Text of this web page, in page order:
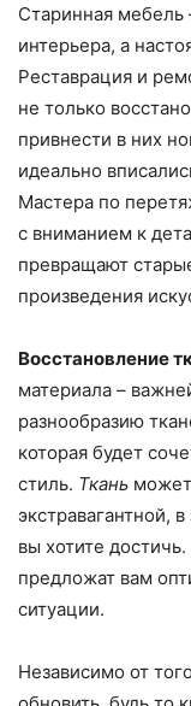
Старинная мебель
интерьера, а
Реставрация и
не только
привнести в них
идеально
Мастера по
с вниманием к
превращают
произведения
Восстановление
материала –
разнообразию
которая будет
стиль. Ткань
экстравагантной,
вы хотите
предложат вам
ситуации.
Независимо от